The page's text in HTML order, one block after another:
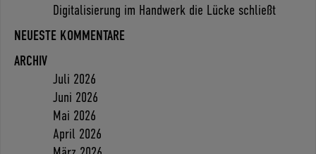
Digitalisierung im Handwerk die Lücke schließt
NEUESTE KOMMENTARE
ARCHIV
Juli 2026
Juni 2026
Mai 2026
April 2026